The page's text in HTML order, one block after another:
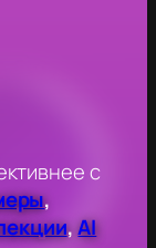
с
,
,AI